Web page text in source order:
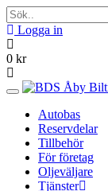
Logga in
0 kr
Toggle
navigationAutobas
Reservdelar
Tillbehör
För företag
Oljeväljare
Tjänster